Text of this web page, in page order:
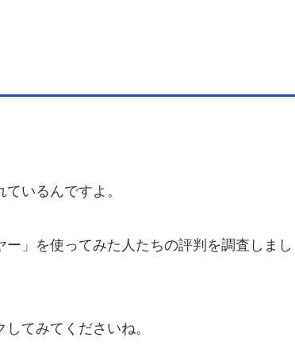
いるんですよ。
」を使ってみた人たちの評判を調査しまし
てみてくださいね。